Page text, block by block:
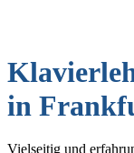
in
Vielseitig und